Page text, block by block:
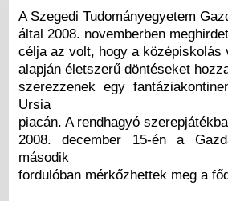
A Szegedi Tudományegyetem
által 2008. novemberben
célja az volt, hogy a
alapján életszerű döntéseket
szerezzenek egy
Ursia
piacán. A rendhagyó
2008. december 15-én a
második
fordulóban mérkőzhettek meg a